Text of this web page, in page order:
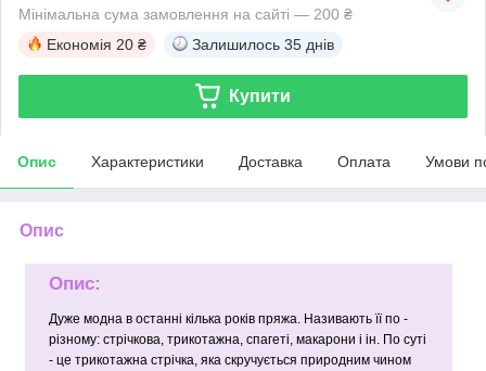
Мінімальна сума замовлення на сайті — 200 ₴
Економія 20 ₴ Залишилось 35 днів
Купити
Опис Характеристики Доставка Оплата Умови
Опис
Опис:
Дуже модна в останні кілька років пряжа. Називають її по -
різному: стрічкова, трикотажна, спагеті, макарони і ін. По суті
- це трикотажна стрічка, яка скручується природним чином